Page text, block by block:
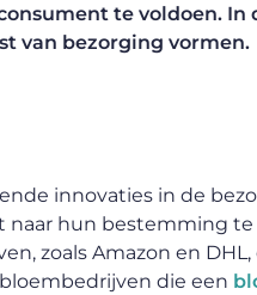
te voldoen.
van bezorging vormen.
innovaties in de
hun bestemming te
zoals Amazon en
die een